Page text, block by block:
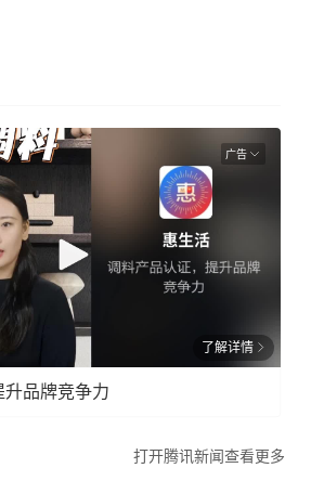
广告
了解详情
品牌竞争力
打开腾讯新闻查看更多